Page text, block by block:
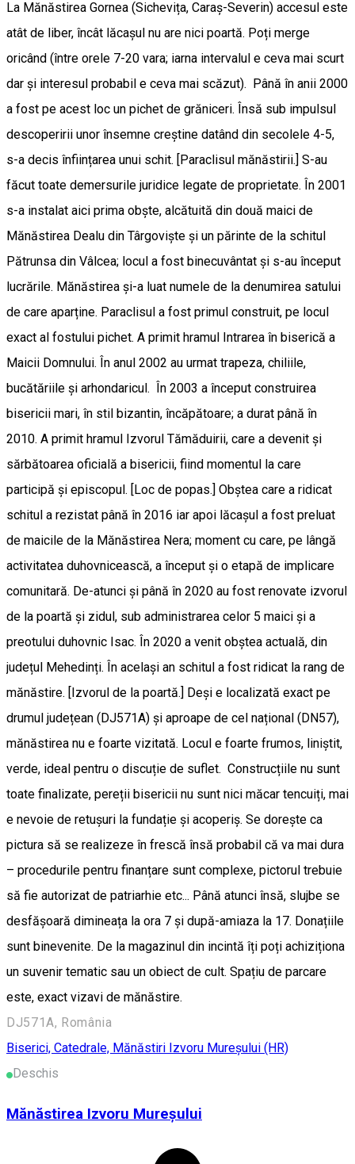
La Mănăstirea Gornea (Sichevița, Caraș-Severin) accesul este
atât de liber, încât lăcașul nu are nici poartă. Poți merge
oricând (între orele 7-20 vara; iarna intervalul e ceva mai scurt
dar și interesul probabil e ceva mai scăzut). Până în anii 2000
a fost pe acest loc un pichet de grăniceri. Însă sub impulsul
descoperirii unor însemne creștine datând din secolele 4-5,
s-a decis înființarea unui schit. [Paraclisul mănăstirii.] S-au
făcut toate demersurile juridice legate de proprietate. În 2001
s-a instalat aici prima obște, alcătuită din două maici de
Mănăstirea Dealu din Târgoviște și un părinte de la schitul
Pătrunsa din Vâlcea; locul a fost binecuvântat și s-au început
lucrările. Mănăstirea și-a luat numele de la denumirea satului
de care aparține. Paraclisul a fost primul construit, pe locul
exact al fostului pichet. A primit hramul Intrarea în biserică a
Maicii Domnului. În anul 2002 au urmat trapeza, chiliile,
bucătăriile şi arhondaricul. În 2003 a început construirea
bisericii mari, în stil bizantin, încăpătoare; a durat până în
2010. A primit hramul Izvorul Tămăduirii, care a devenit și
sărbătoarea oficială a bisericii, fiind momentul la care
participă și episcopul. [Loc de popas.] Obștea care a ridicat
schitul a rezistat până în 2016 iar apoi lăcașul a fost preluat
de maicile de la Mănăstirea Nera; moment cu care, pe lângă
activitatea duhovnicească, a început și o etapă de implicare
comunitară. De-atunci și până în 2020 au fost renovate izvorul
de la poartă și zidul, sub administrarea celor 5 maici și a
preotului duhovnic Isac. În 2020 a venit obștea actuală, din
județul Mehedinți. În același an schitul a fost ridicat la rang de
mănăstire. [Izvorul de la poartă.] Deși e localizată exact pe
drumul județean (DJ571A) și aproape de cel național (DN57),
mănăstirea nu e foarte vizitată. Locul e foarte frumos, liniștit,
verde, ideal pentru o discuție de suflet. Construcțiile nu sunt
toate finalizate, pereții bisericii nu sunt nici măcar tencuiți, mai
e nevoie de retușuri la fundație și acoperiș. Se dorește ca
pictura să se realizeze în frescă însă probabil că va mai dura
– procedurile pentru finanțare sunt complexe, pictorul trebuie
să fie autorizat de patriarhie etc... Până atunci însă, slujbe se
desfășoară dimineața la ora 7 și după-amiaza la 17. Donațiile
sunt binevenite. De la magazinul din incintă îți poți achiziționa
un suvenir tematic sau un obiect de cult. Spațiu de parcare
este, exact vizavi de mănăstire.
DJ571A, România
Biserici, Catedrale, Mănăstiri Izvoru Mureşului (HR)
Deschis
Mănăstirea Izvoru Mureşului